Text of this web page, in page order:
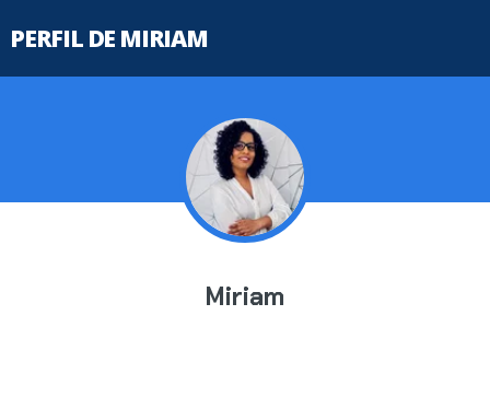
PERFIL DE MIRIAM
Miriam